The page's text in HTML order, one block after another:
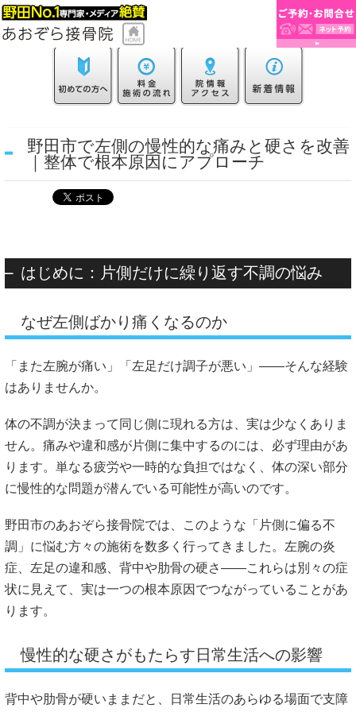
野田市で左側の慢性的な痛みと硬さを改善
｜整体で根本原因にアプローチ
はじめに：片側だけに繰り返す不調の悩み
なぜ左側ばかり痛くなるのか
「また左腕が痛い」「左足だけ調子が悪い」――そんな経験
はありませんか。
体の不調が決まって同じ側に現れる方は、実は少なくありま
せん。痛みや違和感が片側に集中するのには、必ず理由があ
ります。単なる疲労や一時的な負担ではなく、体の深い部分
に慢性的な問題が潜んでいる可能性が高いのです。
野田市のあおぞら接骨院では、このような「片側に偏る不
調」に悩む方々の施術を数多く行ってきました。左腕の炎
症、左足の違和感、背中や肋骨の硬さ――これらは別々の症
状に見えて、実は一つの根本原因でつながっていることがあ
ります。
慢性的な硬さがもたらす日常生活への影響
背中や肋骨が硬いままだと、日常生活のあらゆる場面で支障